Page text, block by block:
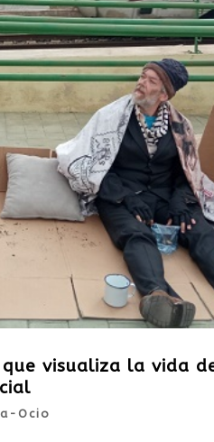
visualiza la vida
Ocio